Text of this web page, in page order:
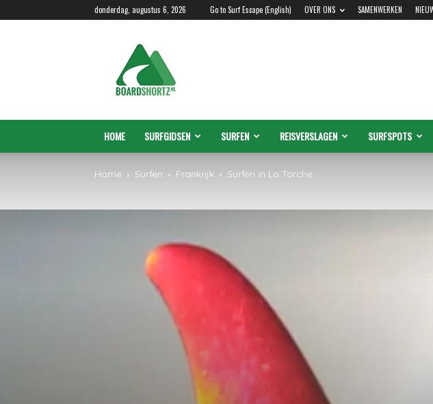
donderdag, augustus 6, 2026 Go to Surf Escape (English) OVER ONS SAMENWERKEN
HOME SURFGIDSEN SURFEN REISVERSLAGEN SURFSPOTS
Home Surfen Frankrijk Surfen in La Torche